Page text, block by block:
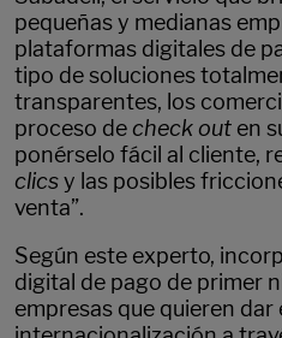
pequeñas y medianas
plataformas digitales de
tipo de soluciones
transparentes, los
proceso de check out en
ponérselo fácil al cliente,
clicsy las posibles
venta”.
Según este experto,
digital de pago de primer
empresas que quieren dar